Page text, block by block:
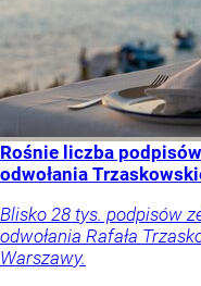
Rośnie liczba
odwołania
Blisko 28 tys. podpisów
odwołania Rafała
Warszawy.